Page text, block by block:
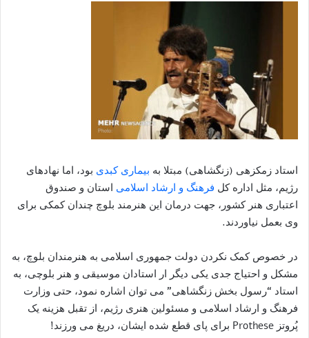
استاد زمکزهی (زنگشاهی) مبتلا به بیماری کبدی بود، اما نهادهای
رژیم، مثل اداره کل فرهنگ و ارشاد اسلامی استان و صندوق
اعتباری هنر کشور، جهت درمان این هنرمند بلوچ چندان کمکی برای
وی بعمل نیاوردند.
در خصوص کمک نکردن دولت جمهوری اسلامی به هنرمندان بلوچ، به
مشکل و احتیاج جدی یکی دیگر ار استادان موسیقی و هنر بلوچی، به
استاد “رسول بخش زنگشاهی” می توان اشاره نمود، حتی وزارت
فرهنگ و ارشاد اسلامی و مسئولین هنری رژیم، از تقبل هزینه یک
پُروتز Prothese برای پای قطع شده ایشان، دریغ می ورزند!